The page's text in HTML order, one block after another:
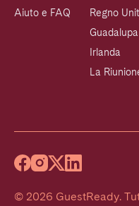
Aiuto e FAQ
Regno
Guadalupa
Irlanda
La
© 2026 GuestReady.